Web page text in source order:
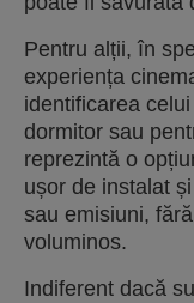
Pentru alții, în
experiența
identificarea
dormitor sau
reprezintă o
ușor de instalat
sau emisiuni,
voluminos.
Indiferent dacă